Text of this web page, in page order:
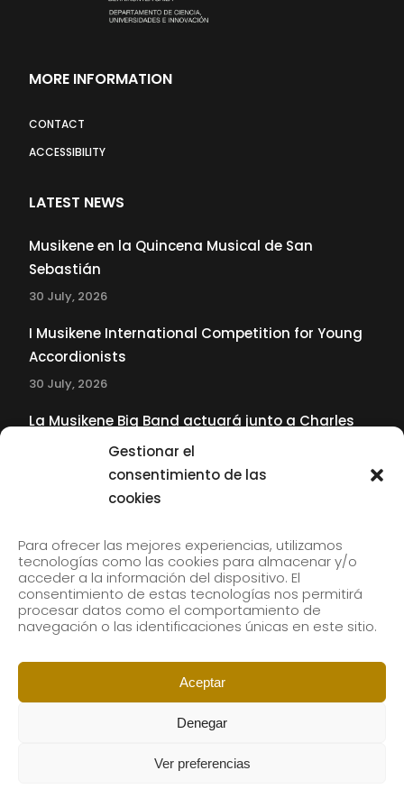
Gestionar el
consentimiento de las
cookies
Para ofrecer las mejores experiencias, utilizamos
tecnologías como las cookies para almacenar y/o
acceder a la información del dispositivo. El
consentimiento de estas tecnologías nos permitirá
procesar datos como el comportamiento de
navegación o las identificaciones únicas en este sitio.
Aceptar
Denegar
Ver preferencias
MORE INFORMATION
CONTACT
ACCESSIBILITY
LATEST NEWS
Musikene en la Quincena Musical de San
Sebastián
30 July, 2026
I Musikene International Competition for Young
Accordionists
30 July, 2026
La Musikene Big Band actuará junto a Charles
Tolliver en el 61 Jazzaldia
Subscribe to our newsletter to receive our news by
email.